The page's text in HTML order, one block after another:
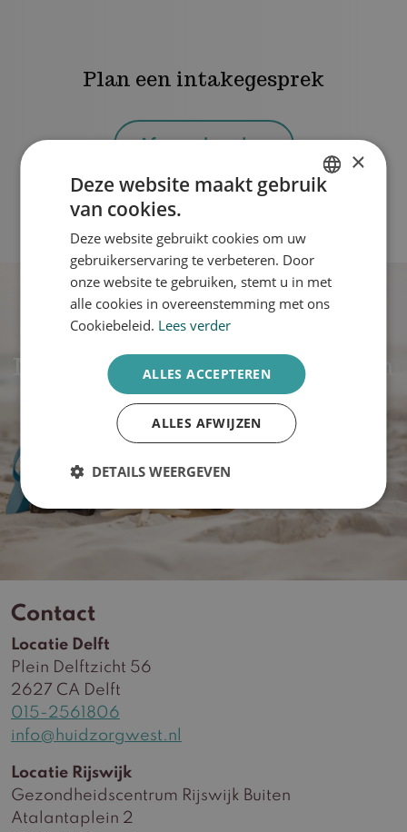
Plan een intakegesprek
Afspraak maken
NIEUW: Welke SPF past bij mijn
huid?
Doe de huidquiz!
Contact
Locatie Delft
Plein Delftzicht 56
2627 CA Delft
015-2561806
info@huidzorgwest.nl
Locatie Rijswijk
Gezondheidscentrum Rijswijk Buiten
Atalantaplein 2
×
Deze website maakt gebruik
van cookies.
Deze website gebruikt cookies om uw
gebruikerservaring te verbeteren. Door
onze website te gebruiken, stemt u in met
alle cookies in overeenstemming met ons
Cookiebeleid. Lees verder
ALLES ACCEPTEREN
ALLES AFWIJZEN
DETAILS WEERGEVEN